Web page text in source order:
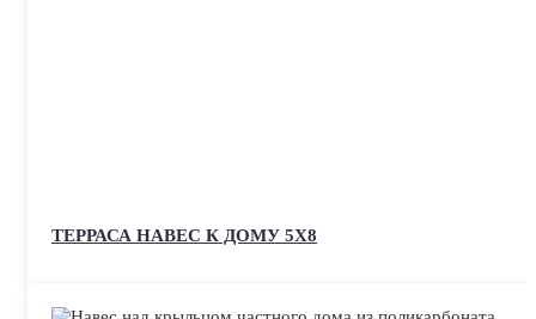
ТЕРРАСА НАВЕС К ДОМУ 5Х8